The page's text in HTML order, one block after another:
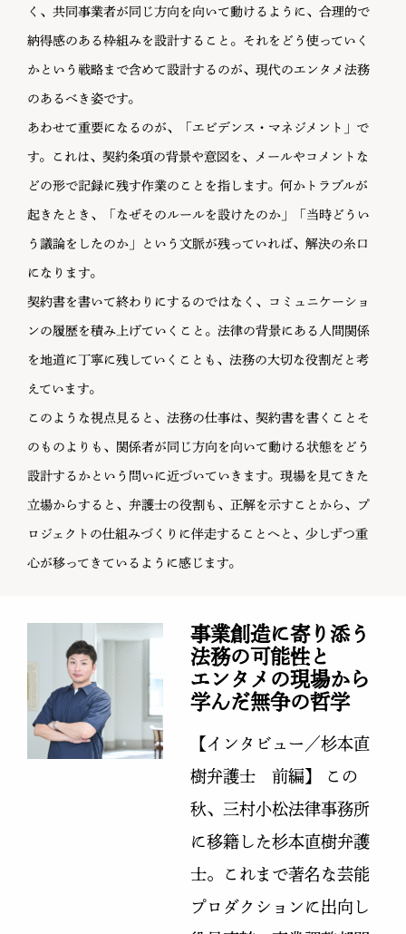
く、共同事業者が同じ方向を向いて動けるように、合理的で
納得感のある枠組みを設計すること。それをどう使っていく
かという戦略まで含めて設計するのが、現代のエンタメ法務
のあるべき姿です。
あわせて重要になるのが、「エビデンス・マネジメント」で
す。これは、契約条項の背景や意図を、メールやコメントな
どの形で記録に残す作業のことを指します。何かトラブルが
起きたとき、「なぜそのルールを設けたのか」「当時どうい
う議論をしたのか」という文脈が残っていれば、解決の糸口
になります。
契約書を書いて終わりにするのではなく、コミュニケーショ
ンの履歴を積み上げていくこと。法律の背景にある人間関係
を地道に丁寧に残していくことも、法務の大切な役割だと考
えています。
このような視点見ると、法務の仕事は、契約書を書くことそ
のものよりも、関係者が同じ方向を向いて動ける状態をどう
設計するかという問いに近づいていきます。現場を見てきた
立場からすると、弁護士の役割も、正解を示すことから、プ
ロジェクトの仕組みづくりに伴走することへと、少しずつ重
心が移ってきているように感じます。